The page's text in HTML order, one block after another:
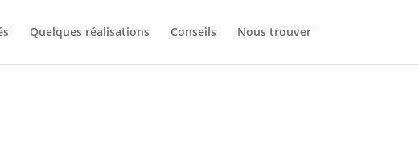
Quelques réalisations Conseils Nous trouver